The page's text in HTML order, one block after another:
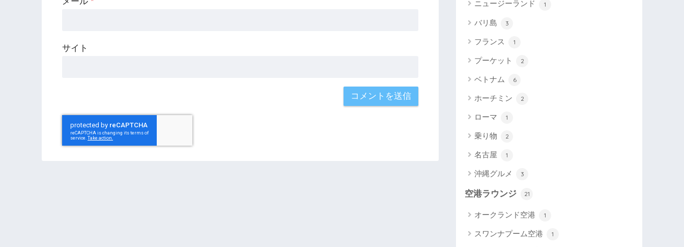
サイト
ニュージーランド 1
バリ島 3
フランス 1
プーケット 2
ベトナム 6
ホーチミン 2
ローマ 1
乗り物 2
名古屋 1
沖縄グルメ 3
空港ラウンジ 21
オークランド空港 1
スワンナプーム空港 1